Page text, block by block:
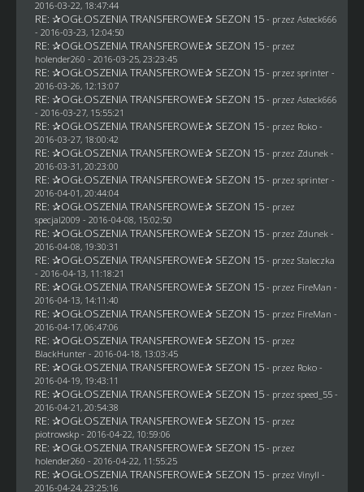
2016-03-22, 18:47:44
RE: ✰OGŁOSZENIA TRANSFEROWE✰ SEZON 15 - przez Asteck666
- 2016-03-23, 12:04:50
RE: ✰OGŁOSZENIA TRANSFEROWE✰ SEZON 15 - przez
holender260 - 2016-03-25, 23:23:45
RE: ✰OGŁOSZENIA TRANSFEROWE✰ SEZON 15 - przez sprinter -
2016-03-26, 12:13:07
RE: ✰OGŁOSZENIA TRANSFEROWE✰ SEZON 15 - przez Asteck666
- 2016-03-27, 15:55:21
RE: ✰OGŁOSZENIA TRANSFEROWE✰ SEZON 15 - przez Roko-
2016-03-27, 18:00:42
RE: ✰OGŁOSZENIA TRANSFEROWE✰ SEZON 15 - przez Zdunek-
2016-03-31, 20:23:00
RE: ✰OGŁOSZENIA TRANSFEROWE✰ SEZON 15 - przez sprinter -
2016-04-01, 20:44:04
RE: ✰OGŁOSZENIA TRANSFEROWE✰ SEZON 15 - przez
specjal2009 - 2016-04-08, 15:02:50
RE: ✰OGŁOSZENIA TRANSFEROWE✰ SEZON 15 - przez Zdunek-
2016-04-08, 19:30:31
RE: ✰OGŁOSZENIA TRANSFEROWE✰ SEZON 15 - przez Staleczka
- 2016-04-13, 11:18:21
RE: ✰OGŁOSZENIA TRANSFEROWE✰ SEZON 15 - przez FireMan -
2016-04-13, 14:11:40
RE: ✰OGŁOSZENIA TRANSFEROWE✰ SEZON 15 - przez FireMan -
2016-04-17, 06:47:06
RE: ✰OGŁOSZENIA TRANSFEROWE✰ SEZON 15 - przez
BlackHunter- 2016-04-18, 13:03:45
RE: ✰OGŁOSZENIA TRANSFEROWE✰ SEZON 15 - przez Roko-
2016-04-19, 19:43:11
RE: ✰OGŁOSZENIA TRANSFEROWE✰ SEZON 15 - przez speed_55 -
2016-04-21, 20:54:38
RE: ✰OGŁOSZENIA TRANSFEROWE✰ SEZON 15 - przez
piotrowskp- 2016-04-22, 10:59:06
RE: ✰OGŁOSZENIA TRANSFEROWE✰ SEZON 15 - przez
holender260 - 2016-04-22, 11:55:25
RE: ✰OGŁOSZENIA TRANSFEROWE✰ SEZON 15 - przez Vinyll -
2016-04-24, 23:25:16